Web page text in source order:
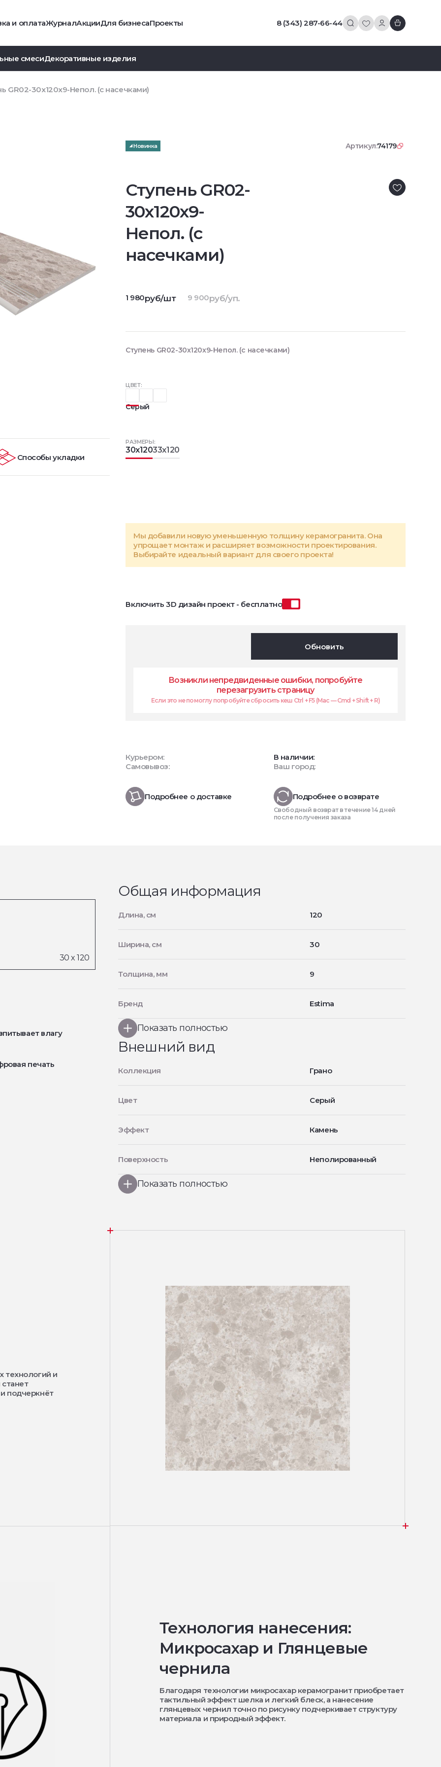
и оплатаЖурналАкцииДля бизнесаПроекты 8 (343) 287-66-44
смесиДекоративные изделия
GR02-30x120x9-Непол. (с насечками)
Новинка Артикул:74179
Ступень GR02-
30x120x9-
Непол. (с
насечками)
ЦВЕТ:
Серый
РАЗМЕРЫ:
30x12033x120
Мы добавили новую уменьшенную толщину керамогранита. Она
упрощает монтаж и расширяет возможности проектирования.
Выбирайте идеальный вариант для своего проекта!
Включить 3D дизайн проект - бесплатно
1 980руб/шт 9 900руб/уп.
Обновить
Возникли непредвиденные ошибки, попробуйте
перезагрузить страницу
Если это не помоглу попробуйте сбросить кеш Ctrl + F5 (Mac — Cmd + Shift + R)
Курьером:
Самовывоз:
В наличии:
Ваш город:
Подробнее о доставке Подробнее о возврате
Свободный возврат в течение 14 дней
после получения заказа
Ступень GR02-30x120x9-Непол. (с насечками)
Способы укладки
влагу
печать
Общая информация
Длина, см 120
Ширина, см 30
Толщина, мм 9
Бренд Estima
Показать полностью
Внешний вид
Коллекция Грано
Цвет Серый
Эффект Камень
Поверхность Неполированный
Показать полностью
технологий и
подчеркнёт
Технология нанесения:
Микросахар и Глянцевые
чернила
Благодаря технологии микросахар керамогранит приобретает
тактильный эффект шелка и легкий блеск, а нанесение
глянцевых чернил точно по рисунку подчеркивает структуру
материала и природный эффект.